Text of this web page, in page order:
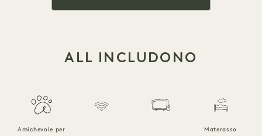
ALL INCLUDONO
Amichevole per
Materasso